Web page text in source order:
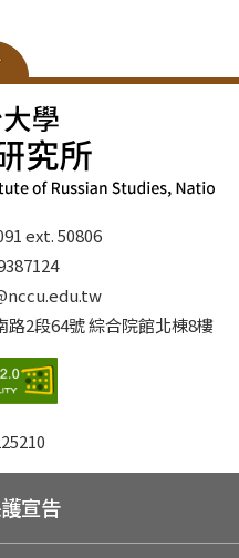
不受理）。 三、報
）繳費、第一銀行臨櫃繳
（四）依系所
）洽本校教務處綜合業務
。ext. 50806
路2段64號 綜合院館北棟8樓
宣告